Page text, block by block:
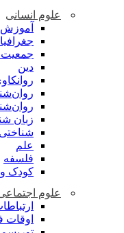
علوم انسانی
دین
زبان
شناختی
علم
فلسفه
کودک
علوم
اوقات